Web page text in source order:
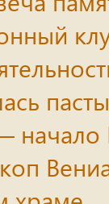
начало